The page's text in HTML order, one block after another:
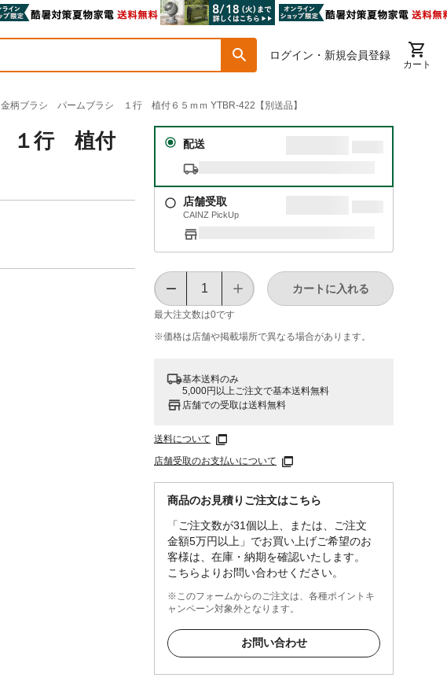
ログイン・新規会員登録
カート
金柄ブラシ パームブラシ １行 植付６５ｍｍ YTBR-422【別送品】
１行 植付
配送
店舗受取
CAINZ PickUp
最大注文数は0です
カートに入れる
※価格は​店舗や​掲載場所で​異なる​場合が​あります。
基本送料のみ
5,000円以上ご注文で基本送料無料
店舗での受取は送料無料
送料について
店舗受取のお支払いについて
商品のお見積りご注文はこちら
「ご注文数が31個以上、または、ご注文
金額5万円以上」でお買い上げご希望のお
客様は、在庫・納期を確認いたします。
こちらよりお問い合わせください。
※このフォームからのご注文は、各種ポイントキ
ャンペーン対象外となります。
お問い合わせ